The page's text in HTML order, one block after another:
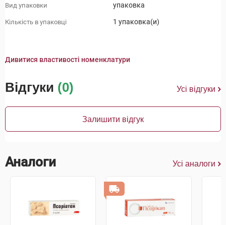
Вид упаковки упаковка
Кількість в упаковці 1 упаковка(и)
Дивитися властивості номенклатури
Відгуки (0) Усі відгуки
Залишити відгук
Аналоги Усі аналоги